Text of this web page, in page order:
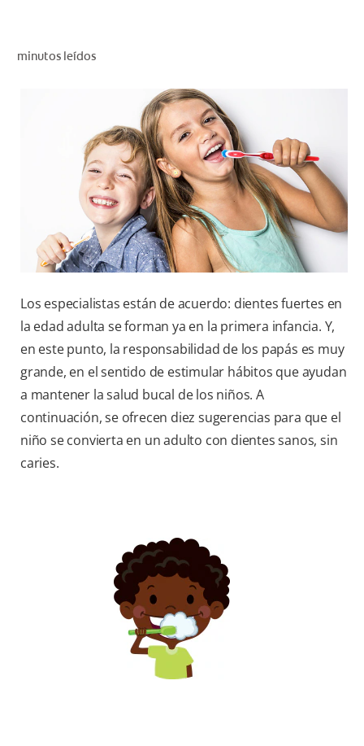
PARA PROFESIONALES
CUPONES
DO (ES)
SUSCRÍBASE
minutos leídos
Los especialistas están de acuerdo: dientes fuertes en
la edad adulta se forman ya en la primera infancia. Y,
en este punto, la responsabilidad de los papás es muy
grande, en el sentido de estimular hábitos que ayudan
a mantener la salud bucal de los niños. A
continuación, se ofrecen diez sugerencias para que el
niño se convierta en un adulto con dientes sanos, sin
caries.